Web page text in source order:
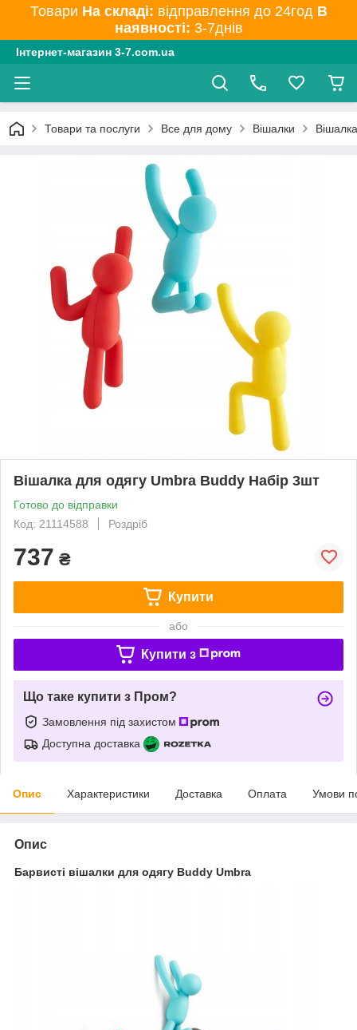
Товари На складі: відправлення до 24год В
наявності: 3-7днів
Інтернет-магазин 3-7.com.ua
Товари та послуги Все для дому Вішалки
Вішалка для одягу Umbra Buddy Набір 3шт
Готово до відправки
Код: 21114588
Роздріб
737 ₴
Купити
або
Купити з
Що таке купити з Пром?
Замовлення під захистом
Доступна доставка
Опис Характеристики Доставка Оплата Умови
Опис
Барвисті вішалки для одягу Buddy Umbra